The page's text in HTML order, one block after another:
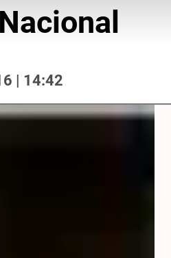
| 14:42